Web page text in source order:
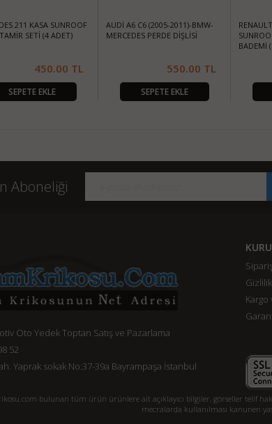
211 KASA SUNROOF
SETİ (4 ADET)
450.00 TL
SEPETE EKLE
AUDİ A6 C6 (2005-2011)-BMW-
MERCEDES PERDE DİŞLİSİ
550.00 TL
SEPETE EKLE
BADEMİ
Aboneliği
Oto Yedek Toptan Satış ve Pazarlama
52
Yaprak sokak No:37-39a Bayrampaşa İstanbul
Kargo
bulunan tüm ürün ürünlere ait açıklayıcı bilgiler, görseller telif
mecralarda kullanılması kanunen